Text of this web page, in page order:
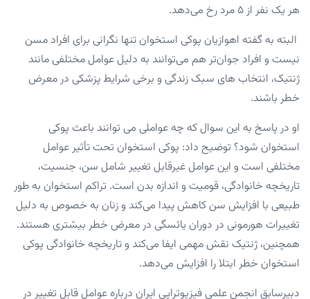
هر یک نفر از ۵ مرد رخ می‌دهد.
البته به گفته اهوازیان پوکی استخوان تنها نگرانی برای افراد مسن
نیست و افراد جوان‌تر هم می‌توانند به دلیل عوامل مختلفی مانند
ژنتیک، انتخاب های سبک زندگی و برخی شرایط پزشکی در معرض
خطر باشند.
او در پاسخ به این سوال که چه عواملی می توانند باعث پوکی
استخوان شود؟ توضیح داد: پوکی استخوان تحت تأثیر عوامل
مختلفی است و این عوامل غیرقابل تغییر شامل سن، جنسیت،
تاریخچه خانوادگی، قومیت و اندازه بدن است. تراکم استخوان به طور
طبیعی با افزایش سن کاهش پیدا می‌کند و زنان به خصوص به دلیل
تغییرات هورمونی در دوران یائسگی در معرض خطر بیشتری هستند.
همچنین، ژنتیک نقش مهمی ایفا می‌کند و تاریخچه خانوادگی پوکی
استخوان خطر ابتلا را افزایش می‌دهد.
دبیرسابق انجمن علمی فیزیوتراپی ایران درباره عوامل قابل تغییر در